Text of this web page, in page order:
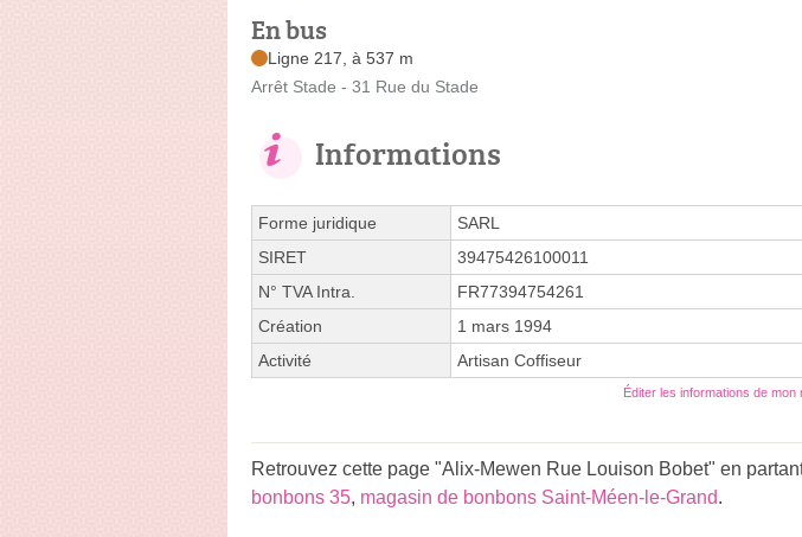
En bus
Ligne 217, à 537 m
Arrêt Stade - 31 Rue du Stade
Informations
Forme juridique
SARL
SIRET
39475426100011
N° TVA Intra.
FR77394754261
Création
1 mars 1994
Activité
Artisan Coffiseur
Éditer les informations de mon
Retrouvez cette page "Alix-Mewen Rue Louison Bobet" en
bonbons 35, magasin de bonbons Saint-Méen-le-Grand.